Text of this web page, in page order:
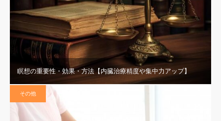
瞑想の重要性・効果・方法【内臓治療精度や集中力アップ】
その他